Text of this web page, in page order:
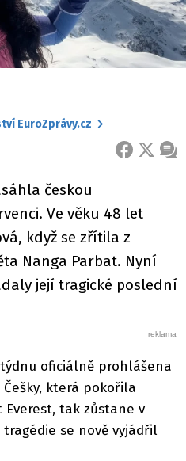
EuroZprávy.cz
FACEBOOK
X
českou
Ve věku 48 let
když se zřítila z
Nanga Parbat. Nyní
její tragické poslední
oficiálně prohlášena
která pokořila
Everest, tak zůstane v
se nově vyjádřil